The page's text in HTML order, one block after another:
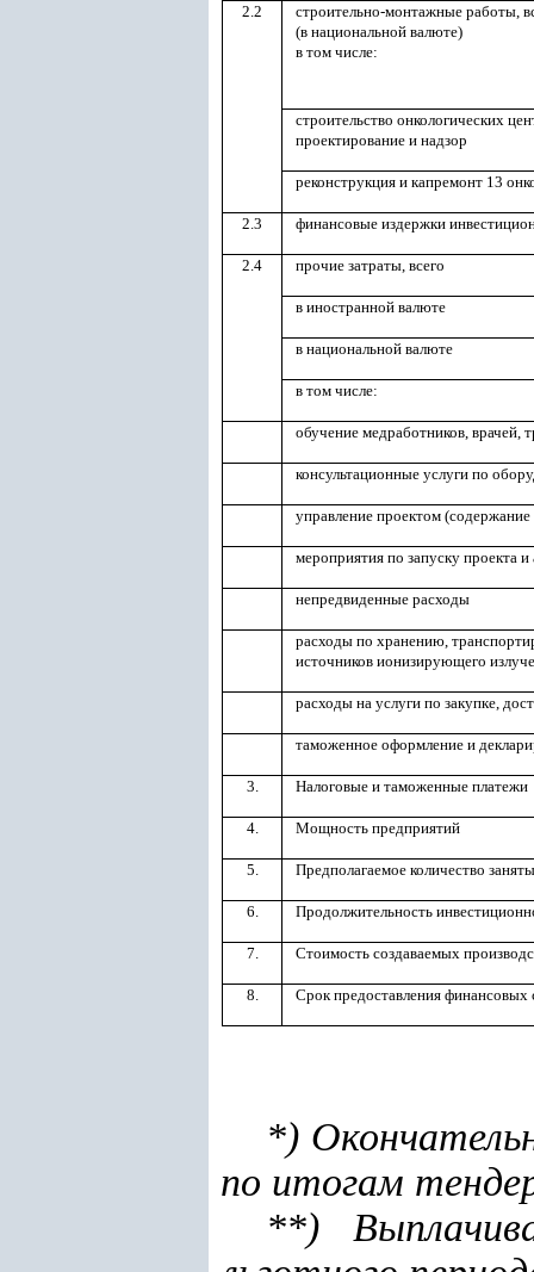
2.2
строительно-монтажные работы,
(в национальной валюте)
в том числе:
строительство онкологических
проектирование и надзор
реконструкция и капремонт 13
2.3 финансовые издержки
2.4 прочие затраты, всего
в иностранной валюте
в национальной валюте
в том числе:
обучение медработников, врачей,
консультационные услуги по
управление проектом
мероприятия по запуску проекта и
непредвиденные расходы
расходы по хранению,
источников ионизирующего
расходы на услуги по закупке,
таможенное оформление и
3. Налоговые и таможенные платежи
4. Мощность предприятий
5. Предполагаемое количество
6. Продолжительность
7. Стоимость создаваемых
8. Срок предоставления финансовых
*)
по итогам
**)